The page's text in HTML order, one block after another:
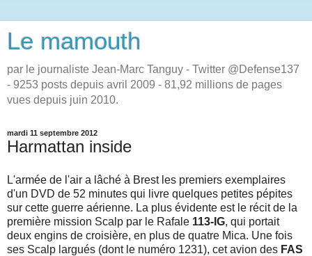
Le mamouth
par le journaliste Jean-Marc Tanguy - Twitter @Defense137
- 9253 posts depuis avril 2009 - 81,92 millions de pages
vues depuis juin 2010.
mardi 11 septembre 2012
Harmattan inside
L'armée de l'air a lâché à Brest les premiers exemplaires
d'un DVD de 52 minutes qui livre quelques petites pépites
sur cette guerre aérienne. La plus évidente est le récit de la
première mission Scalp par le Rafale 113-IG, qui portait
deux engins de croisière, en plus de quatre Mica. Une fois
ses Scalp largués (dont le numéro 1231), cet avion des FAS